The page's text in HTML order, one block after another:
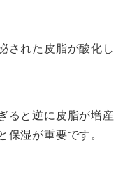
された皮脂が酸化し
ると逆に皮脂が増産
湿が重要です。